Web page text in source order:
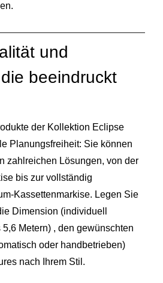
und
beeindruckt
der Kollektion Eclipse
Planungsfreiheit: Sie können
zahlreichen Lösungen, von der
bis zur vollständig
Kassettenmarkise. Legen Sie
Dimension (individuell
Metern) , den gewünschten
oder handbetrieben)
nach Ihrem Stil.